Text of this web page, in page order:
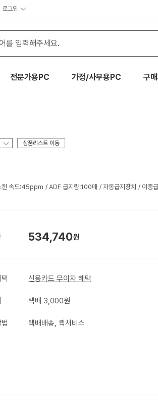
로그인
전문가용PC 가정/사무용PC 구매
상품리스트 이동
캔 속도:45ppm ADF 급지량:100매 자동급지장치 이중
534,740원
신용카드 무이자 혜택
택배 3,000원
택배배송, 퀵서비스